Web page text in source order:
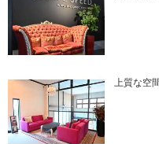
上質な空